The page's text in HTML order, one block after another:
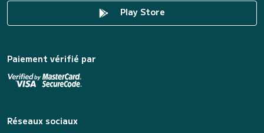
Play Store
Paiement vérifié par
Réseaux sociaux